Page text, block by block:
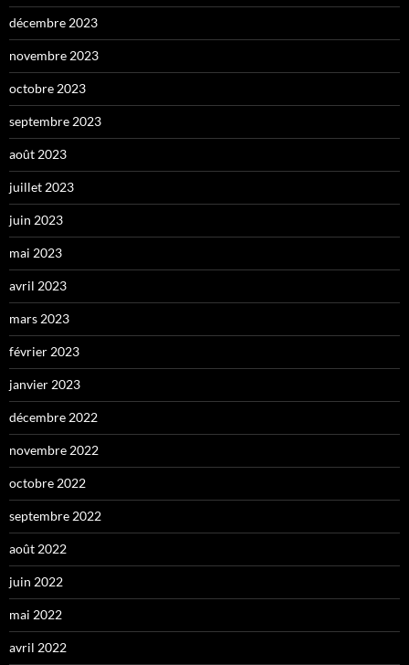
décembre 2023
novembre 2023
octobre 2023
septembre 2023
août 2023
juillet 2023
juin 2023
mai 2023
avril 2023
mars 2023
février 2023
janvier 2023
décembre 2022
novembre 2022
octobre 2022
septembre 2022
août 2022
juin 2022
mai 2022
avril 2022